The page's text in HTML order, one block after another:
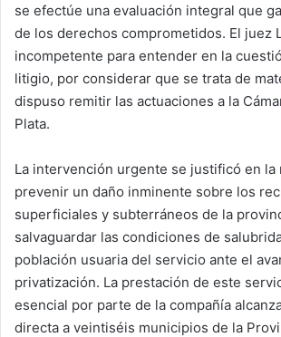
se efectúe una evaluación integral que
de los derechos comprometidos. El juez
incompetente para entender en la
litigio, por considerar que se trata de
dispuso remitir las actuaciones a la
Plata.
La intervención urgente se justificó en la
prevenir un daño inminente sobre los
superficiales y subterráneos de la
salvaguardar las condiciones de
población usuaria del servicio ante el
privatización. La prestación de este
esencial por parte de la compañía
directa a veintiséis municipios de la